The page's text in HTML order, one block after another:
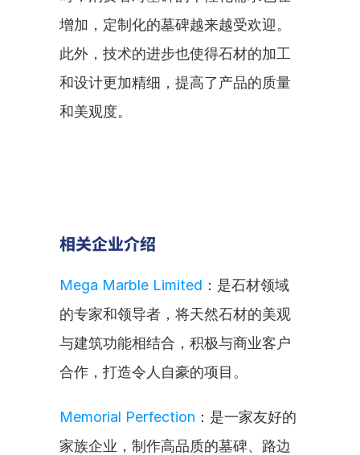
增加，定制化的墓碑越来越受欢迎。
此外，技术的进步也使得石材的加工
和设计更加精细，提高了产品的质量
和美观度。
相关企业介绍
Mega Marble Limited ：是石材领域
的专家和领导者，将天然石材的美观
与建筑功能相结合，积极与商业客户
合作，打造令人自豪的项目。
Memorial Perfection ：是一家友好的
家族企业，制作高品质的墓碑、路边